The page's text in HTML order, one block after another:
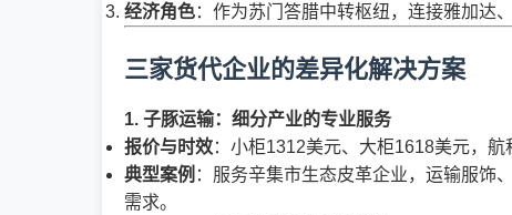
经济角色：作为苏门答腊中转枢纽，连接雅加达
三家货代企业的差异化解决方案
1. 子豚运输：细分产业的专业服务
报价与时效：小柜1312美元、大柜1618美元，航
典型案例 ：服务辛集市生态皮革企业，运输服饰
需求。